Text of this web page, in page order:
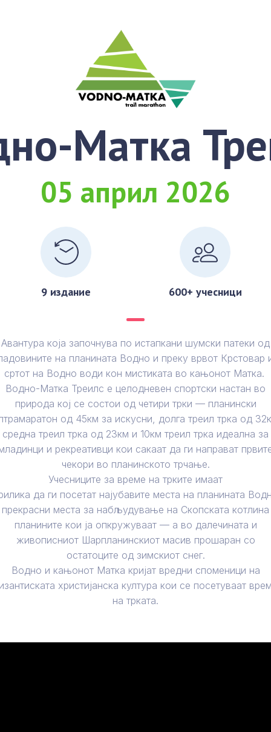
Матка
05 април 2026
9 издание 600+ учесници
Авантура која започнува по истапкани шумски патеки од
на планината Водно и преку врвот Крстовар
сртот на Водно води кон мистиката во кањонот Матка.
Водно-Матка Треилс е целодневен спортски настан во
природа кој се состои од четири трки — планински
од 45км за искусни, долга треил трка од
средна треил трка од 23км и 10км треил трка идеална за
и рекреативци кои сакаат да ги направат
чекори во планинското трчање.
Учесниците за време на трките имаат
да ги посетат најубавите места на планината
места за набљудување на Скопската
планините кои ја опкружуваат — a во далечината и
живописниот Шарпланинскиот масив прошаран со
остатоците од зимскиот снег.
Водно и кањонот Матка кријат вредни споменици на
христијанска култура кои се посетуваат
на трката.